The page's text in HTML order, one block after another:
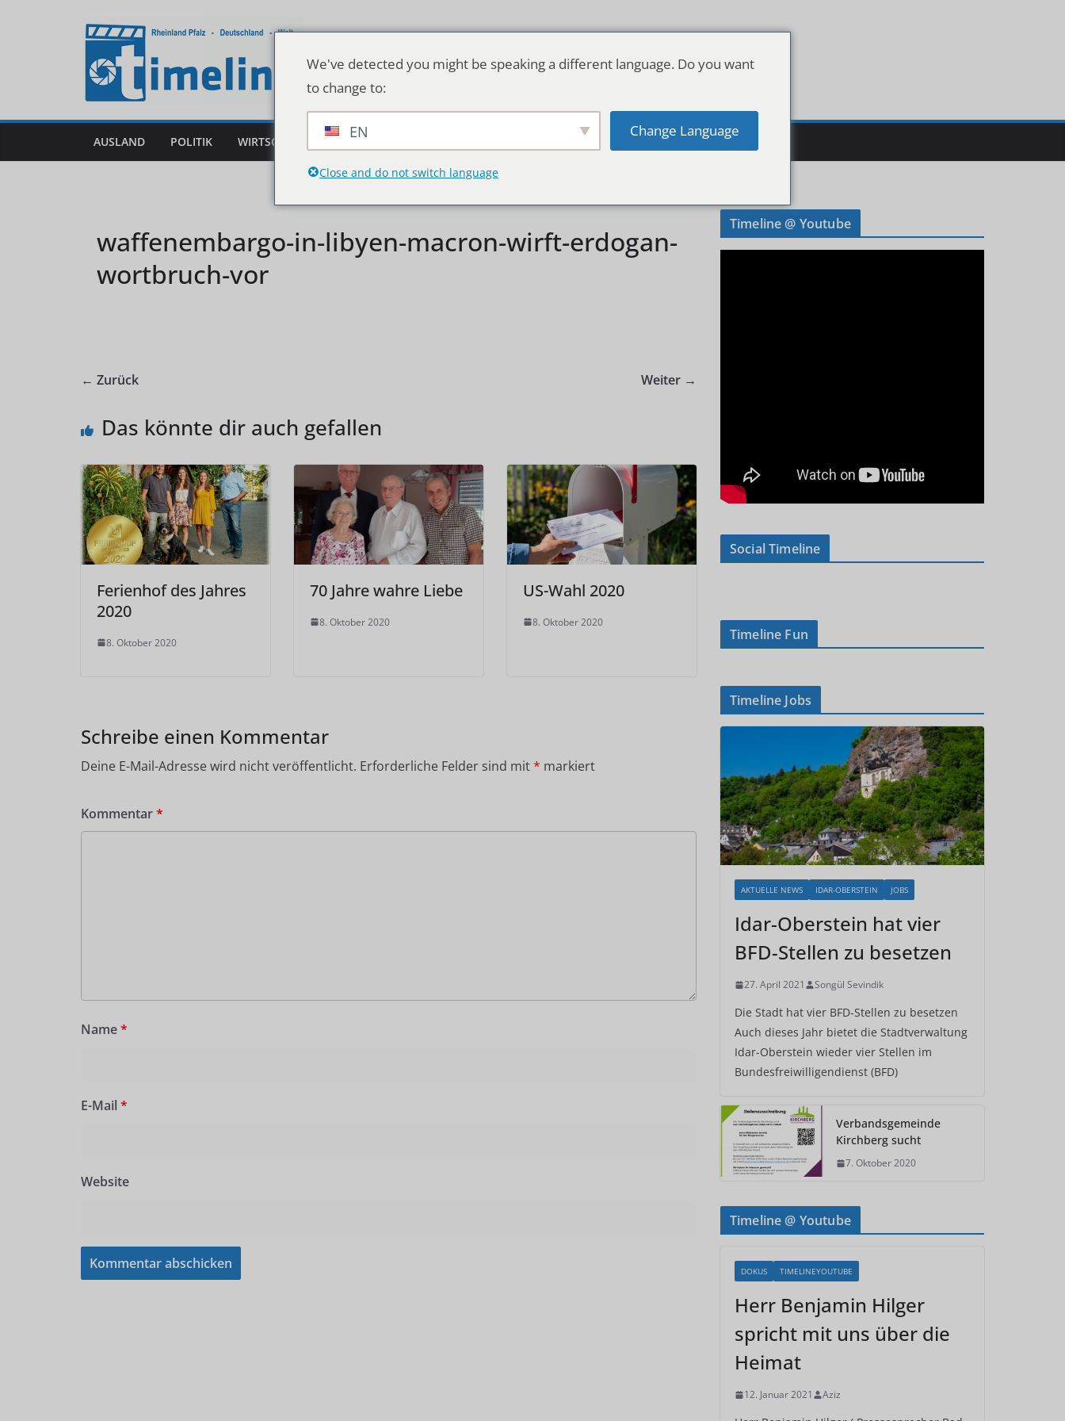
AUSLAND POLITIK WIRTSCHAFT DEUTSCHLAND & WELT
waffenembargo-in-libyen-macron-wirft-erdogan-
wortbruch-vor
← Zurück Weiter →
Das könnte dir auch gefallen
Ferienhof des Jahres
2020
8. Oktober 2020
70 Jahre wahre Liebe
8. Oktober 2020
US-Wahl 2020
8. Oktober 2020
Schreibe einen Kommentar
Deine E-Mail-Adresse wird nicht veröffentlicht. Erforderliche Felder sind mit* markiert
Kommentar*
Name*
E-Mail *
Website
Timeline @ Youtube
Social Timeline
Timeline Fun
Timeline Jobs
AKTUELLE NEWS IDAR-OBERSTEIN JOBS
Idar-Oberstein hat vier
BFD-Stellen zu besetzen
27. April 2021 Songül Sevindik
Die Stadt hat vier BFD-Stellen zu besetzen
Auch dieses Jahr bietet die Stadtverwaltung
Idar-Oberstein wieder vier Stellen im
Bundesfreiwilligendienst (BFD)
Verbandsgemeinde
Kirchberg sucht
7. Oktober 2020
Timeline @ Youtube
DOKUS TIMELINEYOUTUBE
Herr Benjamin Hilger
spricht mit uns über die
Heimat
12. Januar 2021 Aziz
We've detected you might be speaking a different language. Do you want
to change to:
EN Change Language
Close and do not switch language